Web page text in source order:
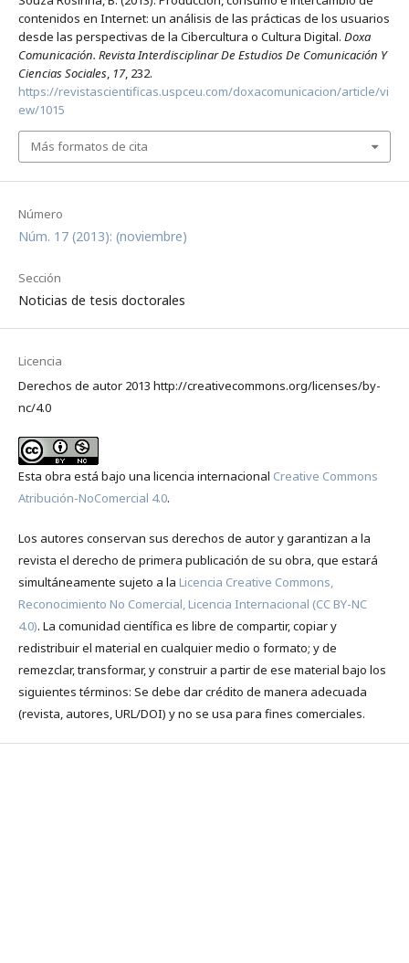
Número
Núm. 17 (2013): (noviembre)
Sección
Noticias de tesis doctorales
Licencia
Derechos de autor 2013 http://creativecommons.org/licenses/by-
nc/4.0
Esta obra está bajo una licencia internacional Creative Commons
Atribución-NoComercial 4.0.
Los autores conservan sus derechos de autor y garantizan a la
revista el derecho de primera publicación de su obra, que estará
simultáneamente sujeto a la Licencia Creative Commons,
Reconocimiento No Comercial, Licencia Internacional (CC BY-NC
4.0). La comunidad científica es libre de compartir, copiar y
redistribuir el material en cualquier medio o formato; y de
remezclar, transformar, y construir a partir de ese material bajo los
siguientes términos: Se debe dar crédito de manera adecuada
(revista, autores, URL/DOI) y no se usa para fines comerciales.
contenidos en Internet: un análisis de las prácticas de los usuarios
desde las perspectivas de la Cibercultura o Cultura Digital. Doxa
Comunicación. Revista Interdisciplinar De Estudios De Comunicación Y
Ciencias Sociales, 17, 232.
https://revistascientificas.uspceu.com/doxacomunicacion/article/vi
ew/1015
Más formatos de cita